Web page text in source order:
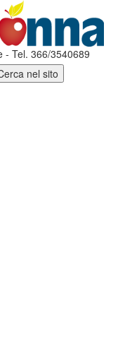
- Tel. 366/3540689